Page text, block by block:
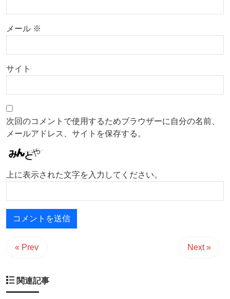
メール ※
サイト
次回のコメントで使用するためブラウザーに自分の名前、
メールアドレス、サイトを保存する。
上に表示された文字を入力してください。
« Prev Next »
関連記事